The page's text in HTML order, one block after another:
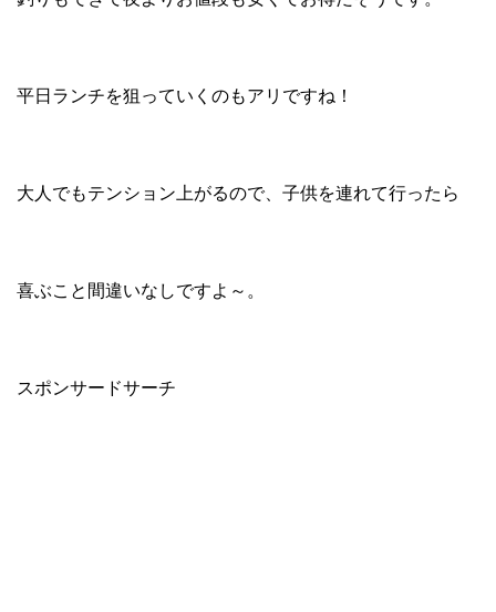
平日ランチを狙っていくのもアリですね！
大人でもテンション上がるので、子供を連れて行ったら
喜ぶこと間違いなしですよ～。
スポンサードサーチ